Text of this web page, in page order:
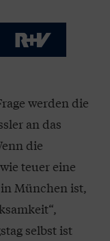
werden die
an das
die
teuer eine
München ist,
selbst ist